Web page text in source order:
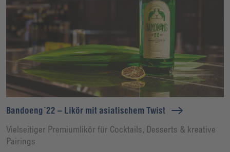
Bandoeng´22 – Likör mit asiatischem Twist
Vielseitiger Premiumlikör für Cocktails, Desserts & kreative
Pairings